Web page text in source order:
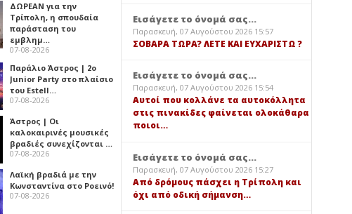
ΔΩΡΕΑΝ για την
Τρίπολη, η σπουδαία
παράσταση του
εμβλημ…
07-08-2026
Παράλιο Άστρος | 2ο
Junior Party στο πλαίσιο
του Estell…
07-08-2026
Άστρος | Οι
καλοκαιρινές μουσικές
βραδιές συνεχίζονται …
07-08-2026
Λαϊκή βραδιά με την
Κωνσταντίνα στο Ροεινό!
07-08-2026
Εισάγετε το όνομά σας...
Παρασκευή, 07 Αυγούστου 2026 15:57
ΣΟΒΑΡΑ ΤΩΡΑ? ΛΕΤΕ ΚΑΙ ΕΥΧΑΡΙΣΤΩ ?
Εισάγετε το όνομά σας...
Παρασκευή, 07 Αυγούστου 2026 15:54
Αυτοί που κολλάνε τα αυτοκόλλητα
στις πινακίδες φαίνεται ολοκάθαρα
ποιοι…
Εισάγετε το όνομά σας...
Παρασκευή, 07 Αυγούστου 2026 15:27
Από δρόμους πάσχει η Τρίπολη και
όχι από οδική σήμανση…